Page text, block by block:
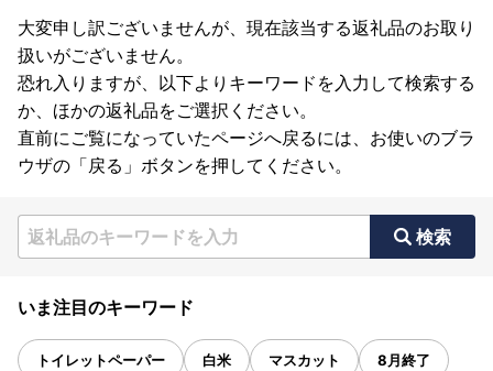
大変申し訳ございませんが、現在該当する返礼品のお取り
扱いがございません。
恐れ入りますが、以下よりキーワードを入力して検索する
か、ほかの返礼品をご選択ください。
直前にご覧になっていたページへ戻るには、お使いのブラ
ウザの「戻る」ボタンを押してください。
検索
いま注目のキーワード
トイレットペーパー 白米 マスカット 8月終了